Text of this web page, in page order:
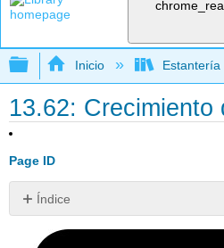
Expandir/contraer
Inicio Estantería
13.62: Crecimiento
Page ID
Índice
un